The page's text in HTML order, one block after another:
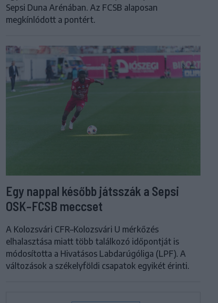
Sepsi Duna Arénában. Az FCSB alaposan
megkínlódott a pontért.
Egy nappal később játsszák a Sepsi
OSK–FCSB meccset
A Kolozsvári CFR–Kolozsvári U mérkőzés
elhalasztása miatt több találkozó időpontját is
módosította a Hivatásos Labdarúgóliga (LPF). A
változások a székelyföldi csapatok egyikét érinti.